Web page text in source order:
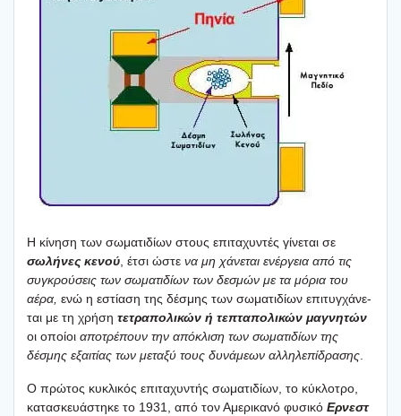
Η κίνη­ση των σωμα­τι­δί­ων στους επι­τα­χυ­ντές γίνε­ται σε
σωλή­νες κενού, έτσι ώστε να μη χάνε­ται ενέρ­γεια από τις
συγκρού­σεις των σωμα­τι­δί­ων των δεσμών με τα μόρια του
αέρα, ενώ η εστί­α­ση της δέσμης των σωμα­τι­δί­ων επι­τυγ­χά­νε­
ται με τη χρή­ση τετρα­πο­λι­κών ή τεπτα­πο­λι­κών μαγνη­τών
οι οποί­οι απο­τρέ­πουν την από­κλι­ση των σωμα­τι­δί­ων της
δέσμης εξαι­τί­ας των μετα­ξύ τους δυνά­με­ων αλλη­λε­πί­δρα­σης.
Ο πρώ­τος κυκλι­κός επι­τα­χυ­ντής σωμα­τι­δί­ων, το κύκλο­τρο,
κατα­σκευά­στη­κε το 1931, από τον Αμε­ρι­κα­νό φυσι­κό Ερνεστ